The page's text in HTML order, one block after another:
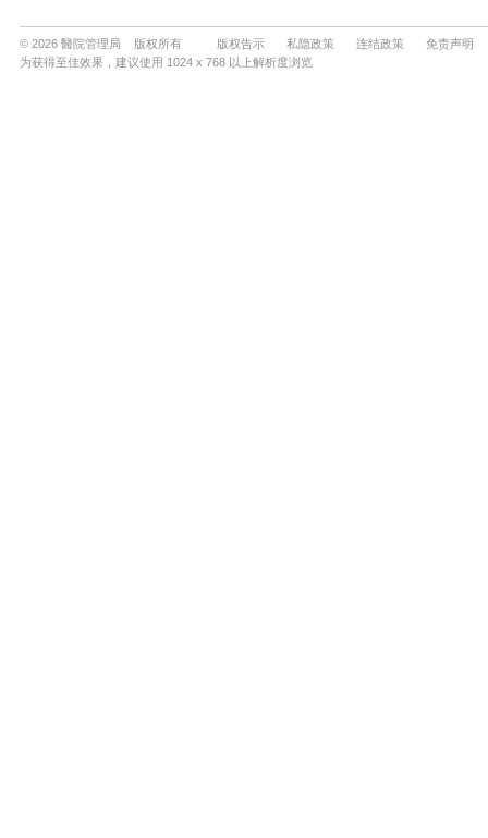
© 2026 醫院管理局 版权所有 版权告示 私隐政策 连结政策
免责声明
为获得至佳效果，建议使用 1024 x 768 以上解析度浏览